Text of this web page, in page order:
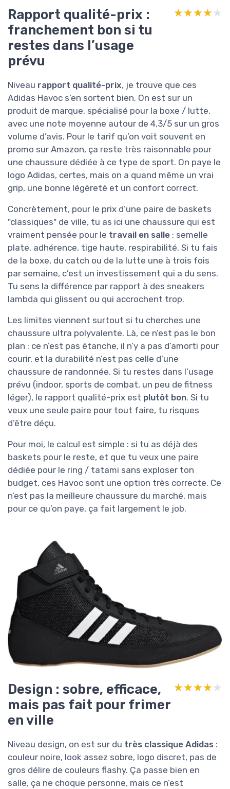
Rapport qualité-prix :
franchement bon si tu
restes dans l’usage
prévu
★★★★★
★★★★★
Niveau rapport qualité-prix, je trouve que ces
Adidas Havoc s’en sortent bien. On est sur un
produit de marque, spécialisé pour la boxe / lutte,
avec une note moyenne autour de 4,3/5 sur un gros
volume d’avis. Pour le tarif qu’on voit souvent en
promo sur Amazon, ça reste très raisonnable pour
une chaussure dédiée à ce type de sport. On paye le
logo Adidas, certes, mais on a quand même un vrai
grip, une bonne légèreté et un confort correct.
Concrètement, pour le prix d’une paire de baskets
"classiques" de ville, tu as ici une chaussure qui est
vraiment pensée pour le travail en salle : semelle
plate, adhérence, tige haute, respirabilité. Si tu fais
de la boxe, du catch ou de la lutte une à trois fois
par semaine, c’est un investissement qui a du sens.
Tu sens la différence par rapport à des sneakers
lambda qui glissent ou qui accrochent trop.
Les limites viennent surtout si tu cherches une
chaussure ultra polyvalente. Là, ce n’est pas le bon
plan : ce n’est pas étanche, il n’y a pas d’amorti pour
courir, et la durabilité n’est pas celle d’une
chaussure de randonnée. Si tu restes dans l’usage
prévu (indoor, sports de combat, un peu de fitness
léger), le rapport qualité-prix est plutôt bon. Si tu
veux une seule paire pour tout faire, tu risques
d’être déçu.
Pour moi, le calcul est simple : si tu as déjà des
baskets pour le reste, et que tu veux une paire
dédiée pour le ring / tatami sans exploser ton
budget, ces Havoc sont une option très correcte. Ce
n’est pas la meilleure chaussure du marché, mais
pour ce qu’on paye, ça fait largement le job.
Design : sobre, efficace,
mais pas fait pour frimer
en ville
★★★★★
★★★★★
Niveau design, on est sur du très classique Adidas :
couleur noire, look assez sobre, logo discret, pas de
gros délire de couleurs flashy. Ça passe bien en
salle, ça ne choque personne, mais ce n’est